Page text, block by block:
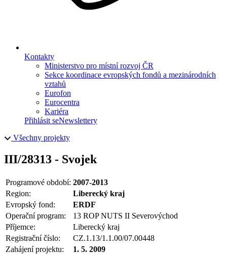
Kontakty
Ministerstvo pro místní rozvoj ČR
Sekce koordinace evropských fondů a mezinárodních
vztahů
Eurofon
Eurocentra
Kariéra
Přihlásit seNewslettery
Všechny projekty
III/28313 - Svojek
Programové období: 2007-2013
Region:
Liberecký kraj
Evropský fond:
ERDF
Operační program:
13 ROP NUTS II Severovýchod
Příjemce:
Liberecký kraj
Registrační číslo:
CZ.1.13/1.1.00/07.00448
Zahájení projektu:
1. 5. 2009